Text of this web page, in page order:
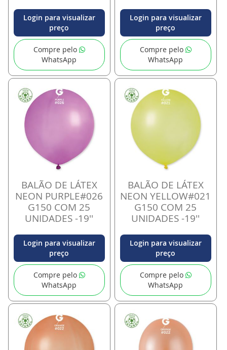
Login para visualizar
preço
Compre pelo
WhatsApp
Login para visualizar
preço
Compre pelo
WhatsApp
BALÃO DE LÁTEX
NEON PURPLE#026
G150 COM 25
UNIDADES -19''
Login para visualizar
preço
Compre pelo
WhatsApp
BALÃO DE LÁTEX
NEON YELLOW#021
G150 COM 25
UNIDADES -19''
Login para visualizar
preço
Compre pelo
WhatsApp